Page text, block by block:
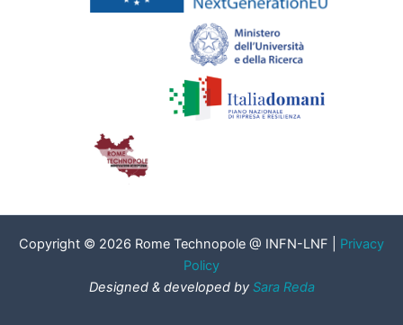
Copyright © 2026 Rome Technopole @ INFN-LNF | Privacy
Policy
Designed & developed by Sara Reda